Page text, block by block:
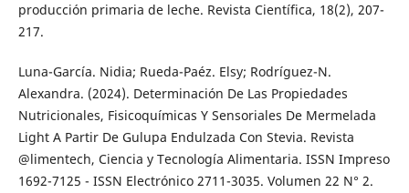
producción primaria de leche. Revista Científica, 18(2), 207-
217.
Luna-García. Nidia; Rueda-Paéz. Elsy; Rodríguez-N.
Alexandra. (2024). Determinación De Las Propiedades
Nutricionales, Fisicoquímicas Y Sensoriales De Mermelada
Light A Partir De Gulupa Endulzada Con Stevia. Revista
@limentech, Ciencia y Tecnología Alimentaria. ISSN Impreso
1692-7125 - ISSN Electrónico 2711-3035. Volumen 22 N° 2.